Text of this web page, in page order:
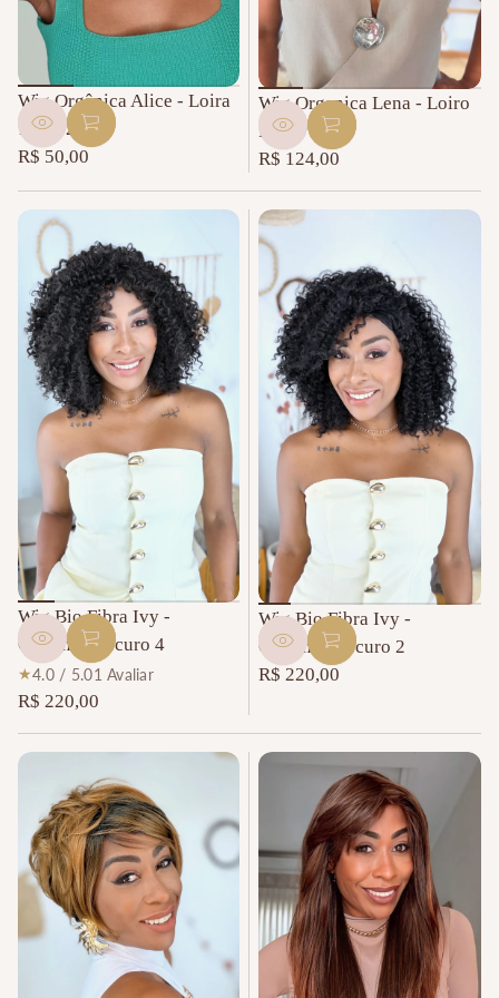
Wig Orgânica Alice - Loira
12/TT24
Preço
normal
R$ 50,00
Wig Organica Lena - Loiro
H18T/16R
Preço
normal
R$ 124,00
Wig Bio Fibra Ivy -
Castanho Escuro 4
4.0 / 5.01 Avaliar1
l
d
e
a
v
a
l
i
Preço
R$ 220,00
Wig Bio Fibra Ivy -
Castanho Escuro 2
Preço
R$ 220,00